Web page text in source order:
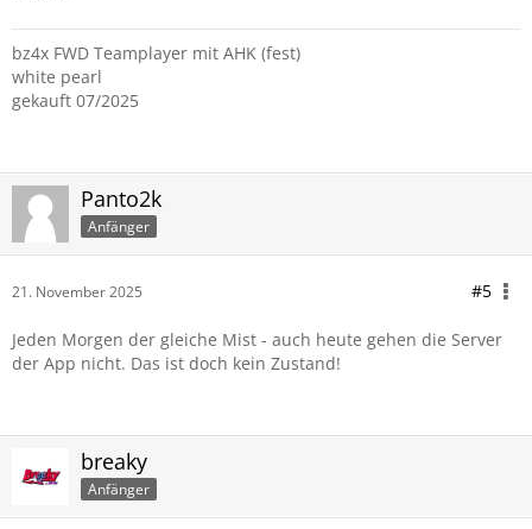
bz4x FWD Teamplayer mit AHK (fest)
white pearl
gekauft 07/2025
Panto2k
Anfänger
21. November 2025 #5
Jeden Morgen der gleiche Mist - auch heute gehen die Server
der App nicht. Das ist doch kein Zustand!
breaky
Anfänger